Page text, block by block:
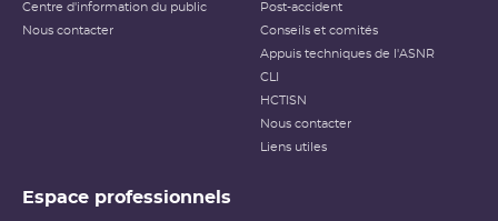
Centre d'information du public
Nous contacter
Post-accident
Conseils et comités
Appuis techniques de l'ASNR
CLI
HCTISN
Nous contacter
Liens utiles
Espace professionnels